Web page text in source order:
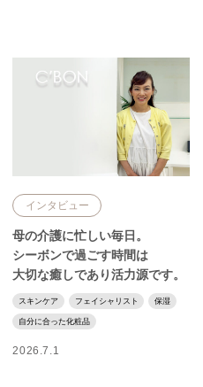
インタビュー
母の介護に忙しい毎日。
シーボンで過ごす時間は
大切な癒しであり活力源です。
スキンケア フェイシャリスト 保湿
自分に合った化粧品
2026.7.1